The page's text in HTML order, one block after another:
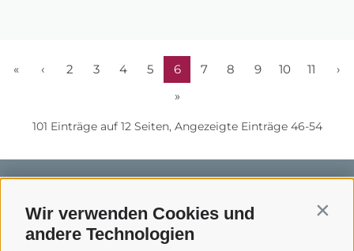
Wir verwenden Cookies und
andere Technologien
« ‹ 2 3 4 5 6 7 8 9 10 11
›
»
101 Einträge auf 12 Seiten, Angezeigte Einträge 46-54
BIKEHOTELS
BIKEN IN